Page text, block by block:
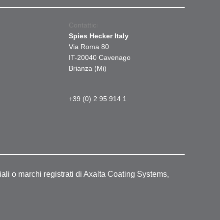
Contattici
Spies Hecker Italy
Via Roma 80
IT-20040 Cavenago
Brianza (Mi)
+39 (0) 2 95 914 1
o marchi registrati di Axalta Coating Systems,